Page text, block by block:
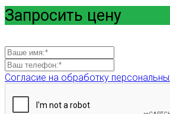
Запросить цену
Согласие на обработку